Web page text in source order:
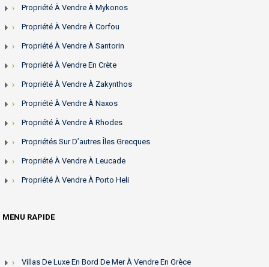
Propriété À Vendre À Mykonos
Propriété À Vendre À Corfou
Propriété À Vendre À Santorin
Propriété À Vendre En Crète
Propriété À Vendre À Zakynthos
Propriété À Vendre À Naxos
Propriété À Vendre À Rhodes
Propriétés Sur D’autres Îles Grecques
Propriété À Vendre À Leucade
Propriété À Vendre À Porto Heli
MENU RAPIDE
Villas De Luxe En Bord De Mer À Vendre En Grèce